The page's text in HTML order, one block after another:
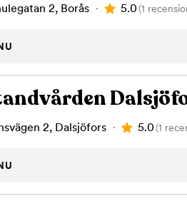
2, Borås 5.0(1
2, Dalsjöfors 5.0(1